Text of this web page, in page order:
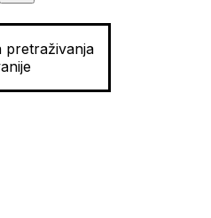
pretraživanja